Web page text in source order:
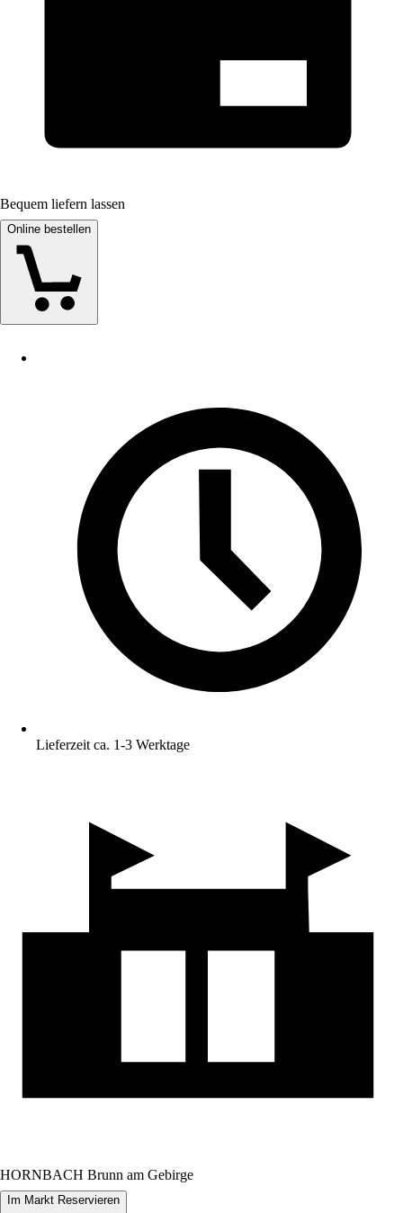
Bequem liefern lassen
Online bestellen
Lieferzeit ca. 1-3 Werktage
HORNBACH Brunn am Gebirge
Im Markt Reservieren